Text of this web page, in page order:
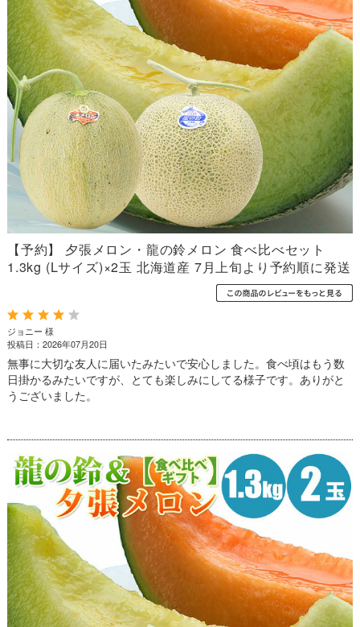
【予約】 夕張メロン・龍の鈴メロン 食べ比べセット
1.3kg (Lサイズ)×2玉 北海道産 7月上旬より予約順に発送
ジョニー 様
投稿日：2026年07月20日
無事に大切な友人に届いたみたいで安心しました。食べ頃はもう数
日掛かるみたいですが、とても楽しみにしてる様子です。ありがと
うございました。